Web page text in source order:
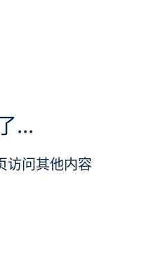
...
访问其他内容